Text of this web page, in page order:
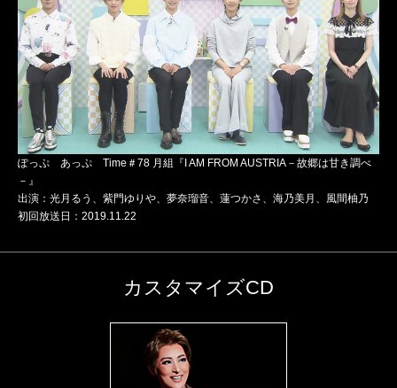
ぽっぷ あっぷ Time＃78 月組『I AM FROM AUSTRIA－故郷は甘き調べ
－』
出演：光月るう、紫門ゆりや、夢奈瑠音、蓮つかさ、海乃美月、風間柚乃
初回放送日：2019.11.22
カスタマイズCD